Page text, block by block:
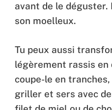
avant de le
son moelleux.
Tu peux aussi
légèrement rassis en
coupe-le en
griller et sers avec